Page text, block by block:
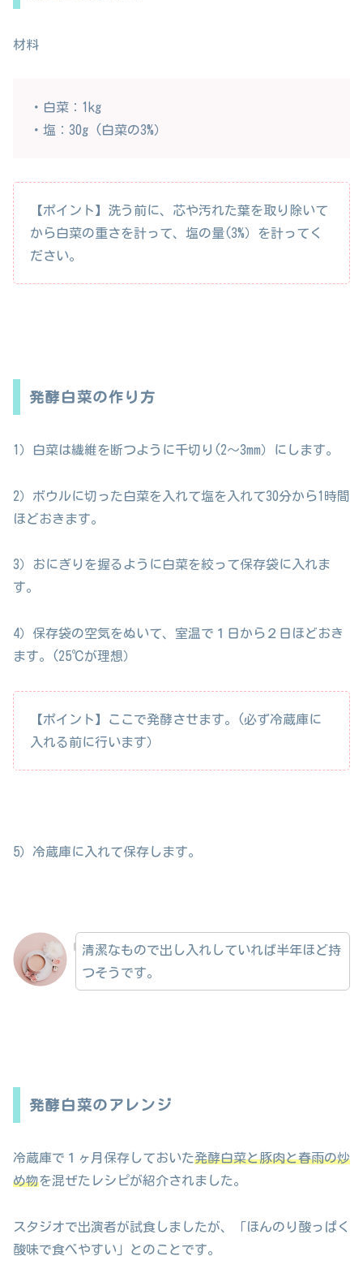
材料
・白菜：1kg
・塩：30g (白菜の3%）
【ポイント】洗う前に、芯や汚れた葉を取り除いて
から白菜の重さを計って、塩の量(3%）を計ってく
ださい。
発酵白菜の作り方
1）白菜は繊維を断つように千切り(2〜3mm）にします。
2）ボウルに切った白菜を入れて塩を入れて30分から1時間
ほどおきます。
3）おにぎりを握るように白菜を絞って保存袋に入れま
す。
4）保存袋の空気をぬいて、室温で１日から２日ほどおき
ます。(25℃が理想）
【ポイント】ここで発酵させます。(必ず冷蔵庫に
入れる前に行います）
5）冷蔵庫に入れて保存します。
清潔なもので出し入れしていれば半年ほど持
つそうです。
発酵白菜のアレンジ
冷蔵庫で１ヶ月保存しておいた発酵白菜と豚肉と春雨の炒
め物を混ぜたレシピが紹介されました。
スタジオで出演者が試食しましたが、「ほんのり酸っぱく
酸味で食べやすい」とのことです。